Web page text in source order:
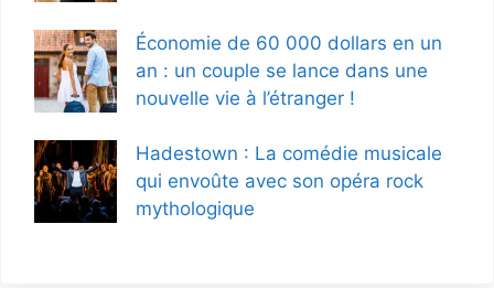
Économie de 60 000 dollars en un
an : un couple se lance dans une
nouvelle vie à l’étranger !
Hadestown : La comédie musicale
qui envoûte avec son opéra rock
mythologique